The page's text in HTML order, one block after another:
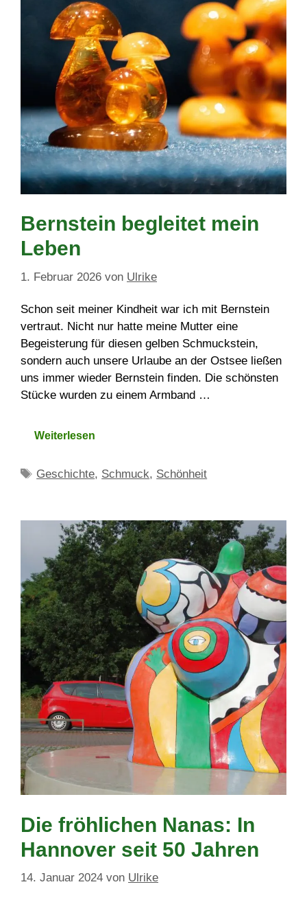
Bernstein begleitet mein
Leben
1. Februar 2026 von Ulrike
Schon seit meiner Kindheit war ich mit Bernstein
vertraut. Nicht nur hatte meine Mutter eine
Begeisterung für diesen gelben Schmuckstein,
sondern auch unsere Urlaube an der Ostsee ließen
uns immer wieder Bernstein finden. Die schönsten
Stücke wurden zu einem Armband …
Weiterlesen
Schlagwörter
Geschichte, Schmuck, Schönheit
Die fröhlichen Nanas: In
Hannover seit 50 Jahren
14. Januar 2024 von Ulrike